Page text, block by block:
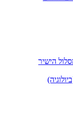
הישיר